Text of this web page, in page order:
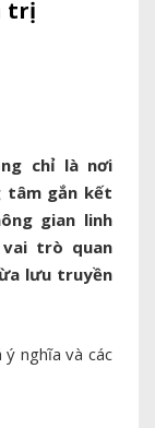
trị
chỉ là nơi
tâm gắn kết
gian linh
trò quan
lưu truyền
ý nghĩa và các